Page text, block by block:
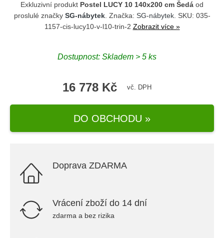
Exkluzivní produkt Postel LUCY 10 140x200 cm Šedá od
proslulé značky SG-nábytek. Značka: SG-nábytek. SKU: 035-
1157-cis-lucy10-v-l10-trin-2 Zobrazit více »
Dostupnost: Skladem > 5 ks
16 778 Kč vč. DPH
DO OBCHODU »
Doprava ZDARMA
Vrácení zboží do 14 dní
zdarma a bez rizika